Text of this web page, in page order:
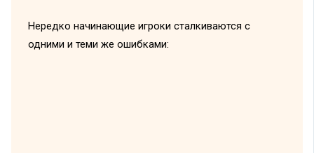
Нередко начинающие игроки сталкиваются с
одними и теми же ошибками: